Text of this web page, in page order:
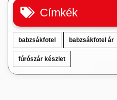
Címkék
babzsákfotel babzsákfotel ár
fúrószár készlet